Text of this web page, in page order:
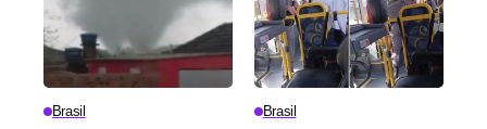
Brasil Brasil